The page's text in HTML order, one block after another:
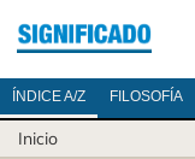
ÍNDICE A/Z FILOSOFÍA
Inicio